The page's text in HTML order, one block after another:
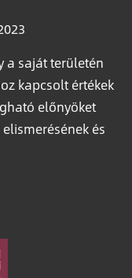
a saját területén
kapcsolt értékek
előnyöket
és